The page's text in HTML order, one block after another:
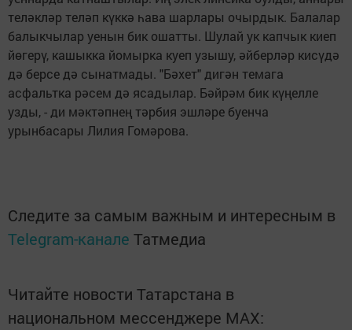
теләкләр теләп күккә һава шарлары очырдык. Балалар
балыкчылар уенын бик ошатты. Шулай ук капчык киеп
йөгерү, кашыкка йомырка куеп узышу, әйберләр кисүдә
дә берсе дә сынатмады. "Бәхет" дигән темага
асфальтка рәсем дә ясадылар. Бәйрәм бик күңелле
узды, - ди мәктәпнең тәрбия эшләре буенча
урынбасары Лилия Гомәрова.
Следите за самым важным и интересным в
Telegram-канале Татмедиа
Читайте новости Татарстана в
национальном мессенджере MАХ: